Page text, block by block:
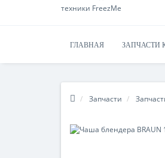
ГЛАВНАЯ ЗАПЧАСТИ
Запчасти